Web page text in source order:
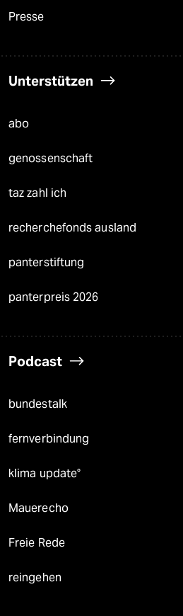
Presse
Unterstützen
abo
genossenschaft
taz zahl ich
recherchefonds ausland
panterstiftung
panterpreis 2026
Podcast
bundestalk
fernverbindung
klima update°
Mauerecho
Freie Rede
reingehen